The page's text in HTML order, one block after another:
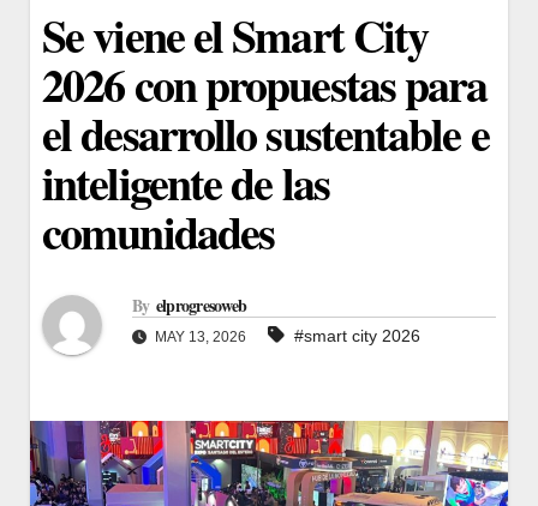
Se viene el Smart City
2026 con propuestas para
el desarrollo sustentable e
inteligente de las
comunidades
By elprogresoweb
MAY 13, 2026 #smart city 2026